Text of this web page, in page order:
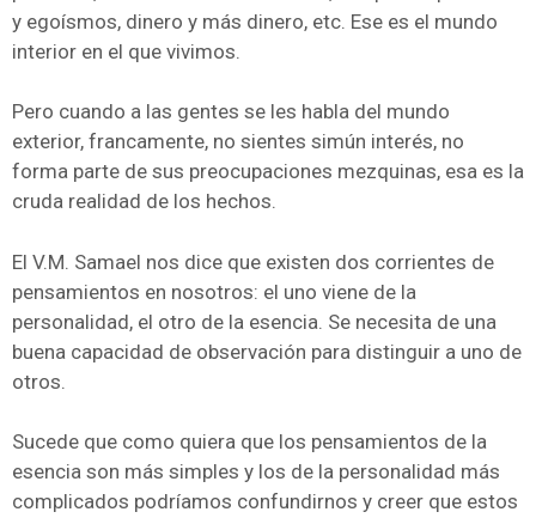
y egoísmos, dinero y más dinero, etc. Ese es el mundo
interior en el que vivimos.
Pero cuando a las gentes se les habla del mundo
exterior, francamente, no sientes simún interés, no
forma parte de sus preocupaciones mezquinas, esa es la
cruda realidad de los hechos.
El V.M. Samael nos dice que existen dos corrientes de
pensamientos en nosotros: el uno viene de la
personalidad, el otro de la esencia. Se necesita de una
buena capacidad de observación para distinguir a uno de
otros.
Sucede que como quiera que los pensamientos de la
esencia son más simples y los de la personalidad más
complicados podríamos confundirnos y creer que estos